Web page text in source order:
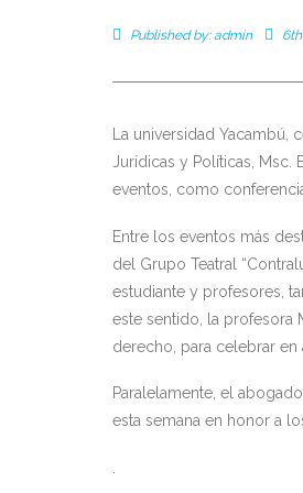
Published by:admin
La universidad
Jurídicas y Políticas,
eventos, como
Entre los eventos más
del Grupo Teatral
estudiante y profesores,
este sentido, la profesora
derecho, para celebrar
Paralelamente, el
esta semana en honor a